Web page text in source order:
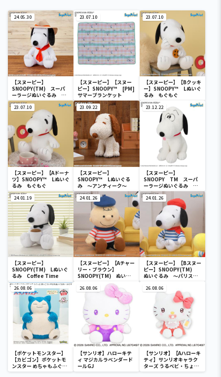
24.05.30
【スヌーピー】
SNOOPY(TM) スーパ
ーラージぬいぐるみ ビ
ーグル・スカウト
23.07.10
【スヌーピー】【スヌー
ピー】SNOOPY™ [PM]
サマーブランケット
23.07.10
【スヌーピー】【Bクッキ
ー】SNOOPY™ Lぬいぐ
るみ もぐもぐ
23.07.10
【スヌーピー】【Aドーナ
ツ】SNOOPY™ Lぬいぐ
るみ もぐもぐ
23.09.22
【スヌーピー】
SNOOPY™ Lぬいぐる
み ～アンティーク～
23.12.22
【スヌーピー】
SNOOPY TM スーパ
ーラージぬいぐるみ ～
FACE～
24.01.19
【スヌーピー】
SNOOPY(TM) Lぬいぐ
るみ Coffee Time
24.01.26
【スヌーピー】【Aチャー
リー・ブラウン】
SNOOPY(TM) ぬいぐ
るみ ～パリスタイル～
24.01.26
【スヌーピー】【Bスヌー
ピー】SNOOPY(TM)
ぬいぐるみ ～パリスタ
26.08.06
【ポケットモンスター】
【カビゴン】ポケットモ
ンスター めちゃもふぐっ
と ほっこりいやされぬい
26.08.06
【サンリオ】ハローキテ
ィ マジカルラベンダード
ールGJ
26.08.06
【サンリオ】【Aハローキ
ティ】サンリオキャラク
ターズ うるベビ・ちょい
デカドール